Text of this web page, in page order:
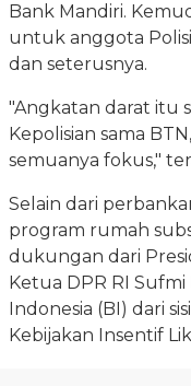
Bank Mandiri.
untuk anggota
dan seterusnya.
"Angkatan darat itu
Kepolisian sama
semuanya fokus,"
Selain dari
program rumah
dukungan dari
Ketua DPR RI
Indonesia (BI) dari
Kebijakan Insentif